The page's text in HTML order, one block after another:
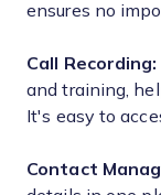
ensures no
Call Recording:
and training,
It's easy to
Contact